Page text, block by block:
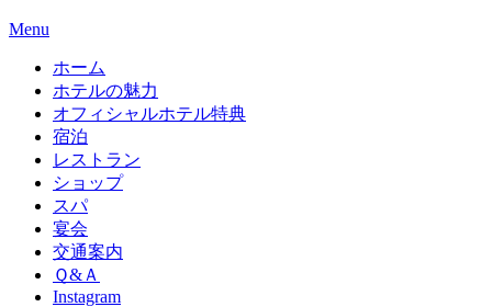
Menu
ホーム
ホテルの魅力
オフィシャルホテル特典
宿泊
レストラン
ショップ
スパ
宴会
交通案内
Ｑ&Ａ
Instagram